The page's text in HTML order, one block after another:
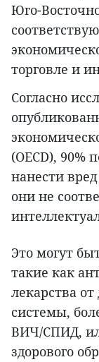
Юго-
торговле и
Согласно
(OECD), 90%
нанести
они не
Это могут
такие как
лекарства
системы,
ВИЧ/СПИД,
здорового